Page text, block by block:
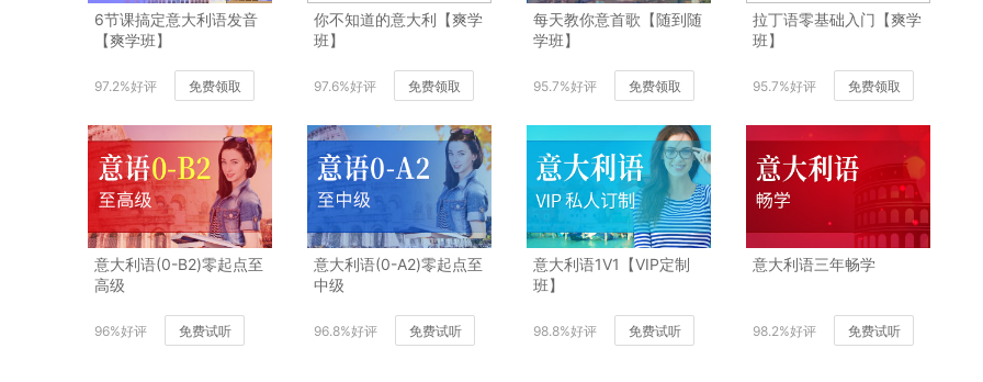
6节课搞定意大利语发音
【爽学班】
97.2%好评 免费领取
你不知道的意大利【爽学
班】
97.6%好评 免费领取
每天教你意首歌【随到随
学班】
95.7%好评 免费领取
拉丁语零基础入门【爽学
班】
95.7%好评 免费领取
意大利语(0-B2)零起点至
高级
96%好评 免费试听
意大利语(0-A2)零起点至
中级
96.8%好评 免费试听
意大利语1V1【VIP定制
班】
98.8%好评 免费试听
意大利语三年畅学
98.2%好评 免费试听